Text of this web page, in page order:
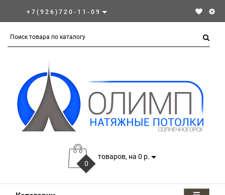
+7(926)720-11-09
0
товаров, на 0 р.